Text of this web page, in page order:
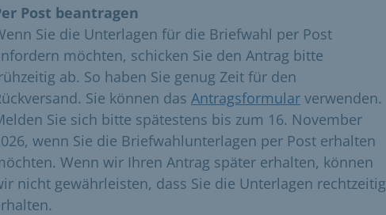
Post beantragen
Sie die Unterlagen für die Briefwahl per Post
möchten, schicken Sie den Antrag bitte
ab. So haben Sie genug Zeit für den
Sie können das Antragsformular verwenden.
Sie sich bitte spätestens bis zum 16. November
wenn Sie die Briefwahlunterlagen per Post erhalten
Wenn wir Ihren Antrag später erhalten, können
nicht gewährleisten, dass Sie die Unterlagen rechtzeitig